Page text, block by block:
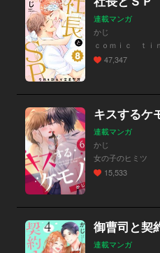
連載マンガ
かじ
ｃｏｍｉｃ ｔｉ
47,347
キスするケ
連載マンガ
かじ
女の子のヒミツ
15,533
連載マンガ